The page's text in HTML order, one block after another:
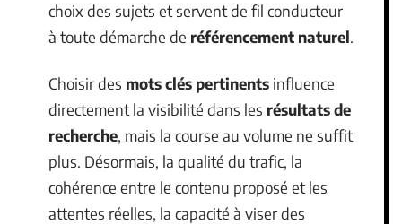
choix des sujets et servent de fil conducteur
à toute démarche de référencement naturel.
Choisir des mots clés pertinents influence
directement la visibilité dans les résultats de
recherche, mais la course au volume ne suffit
plus. Désormais, la qualité du trafic, la
cohérence entre le contenu proposé et les
attentes réelles, la capacité à viser des